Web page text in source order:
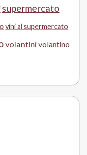
supermercato
vini al supermercato
volantini volantino